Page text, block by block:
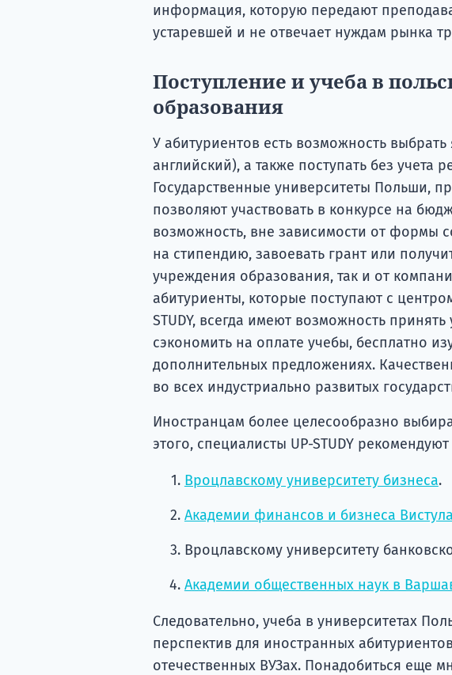
информация, которую передают
устаревшей и не отвечает нуждам рынка
Поступление и учеба в
образования
У абитуриентов есть возможность
английский), а также поступать без учета
Государственные университеты Польши,
позволяют участвовать в конкурсе на
возможность, вне зависимости от формы
на стипендию, завоевать грант или
учреждения образования, так и от
абитуриенты, которые поступают с
STUDY, всегда имеют возможность
сэкономить на оплате учебы, бесплатно
дополнительных предложениях.
во всех индустриально развитых
Иностранцам более целесообразно
этого, специалисты UP-STUDY
Вроцлавскому университету бизнеса.
Академии финансов и бизнеса
Вроцлавскому университету
Академии общественных наук в
Следовательно, учеба в университетах
перспектив для иностранных
отечественных ВУЗах. Понадобиться еще